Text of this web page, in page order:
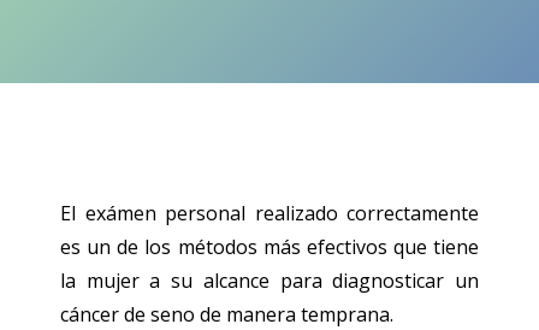
El exámen personal realizado correctamente
es un de los métodos más efectivos que tiene
la mujer a su alcance para diagnosticar un
cáncer de seno de manera temprana.